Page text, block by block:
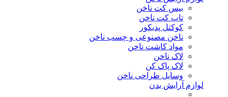
بیس کت ناخن
تاپ کت ناخن
کوکتل پدیکور
ناخن مصنوعی و چسب ناخن
مواد کاشت ناخن
لاک ناخن
لاک پاک کن
وسایل طراحی ناخن
لوازم آرایش بدن